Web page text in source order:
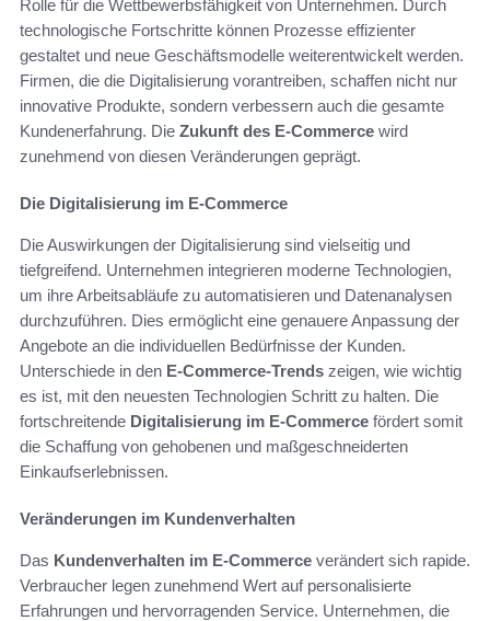
Rolle für die Wettbewerbsfähigkeit von Unternehmen. Durch
technologische Fortschritte können Prozesse effizienter
gestaltet und neue Geschäftsmodelle weiterentwickelt werden.
Firmen, die die Digitalisierung vorantreiben, schaffen nicht nur
innovative Produkte, sondern verbessern auch die gesamte
Kundenerfahrung. Die Zukunft des E-Commerce wird
zunehmend von diesen Veränderungen geprägt.
Die Digitalisierung im E-Commerce
Die Auswirkungen der Digitalisierung sind vielseitig und
tiefgreifend. Unternehmen integrieren moderne Technologien,
um ihre Arbeitsabläufe zu automatisieren und Datenanalysen
durchzuführen. Dies ermöglicht eine genauere Anpassung der
Angebote an die individuellen Bedürfnisse der Kunden.
Unterschiede in den E-Commerce-Trends zeigen, wie wichtig
es ist, mit den neuesten Technologien Schritt zu halten. Die
fortschreitende Digitalisierung im E-Commerce fördert somit
die Schaffung von gehobenen und maßgeschneiderten
Einkaufserlebnissen.
Veränderungen im Kundenverhalten
Das Kundenverhalten im E-Commerce verändert sich rapide.
Verbraucher legen zunehmend Wert auf personalisierte
Erfahrungen und hervorragenden Service. Unternehmen, die